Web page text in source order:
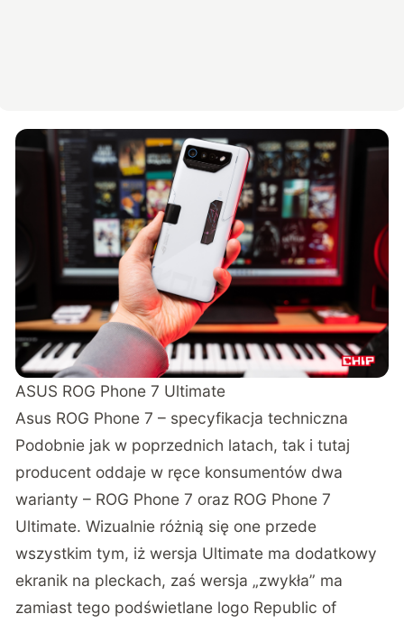
ASUS ROG Phone 7 Ultimate
Asus ROG Phone 7 – specyfikacja techniczna
Podobnie jak w poprzednich latach, tak i tutaj
producent oddaje w ręce konsumentów dwa
warianty – ROG Phone 7 oraz ROG Phone 7
Ultimate. Wizualnie różnią się one przede
wszystkim tym, iż wersja Ultimate ma dodatkowy
ekranik na pleckach, zaś wersja „zwykła” ma
zamiast tego podświetlane logo Republic of